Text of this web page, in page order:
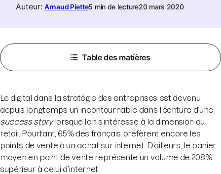
Auteur: Arnaud Piette5 min de lecture20 mars 2020
Table des matières
Le digital dans la stratégie des entreprises est devenu
depuis longtemps un incontournable dans l’écriture d’une
success storylorsque l’on s’intéresse à la dimension du
retail. Pourtant, 65% des français préfèrent encore les
points de vente à un achat sur internet. D’ailleurs, le panier
moyen en point de vente représente un volume de 208%
supérieur à celui d’internet.